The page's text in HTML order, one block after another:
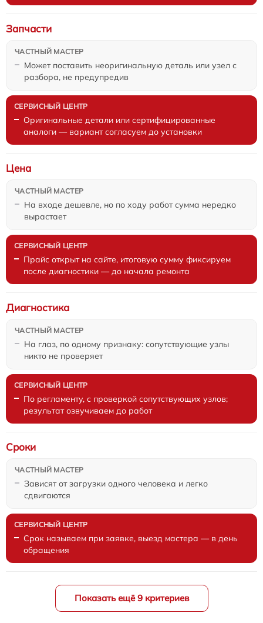
Может поставить неоригинальную деталь или узел с
разбора, не предупредив
Запчасти
Оригинальные детали или сертифицированные
аналоги — вариант согласуем до установки
На входе дешевле, но по ходу работ сумма нередко
вырастает
Цена
Прайс открыт на сайте, итоговую сумму фиксируем
после диагностики — до начала ремонта
На глаз, по одному признаку: сопутствующие узлы
никто не проверяет
Диагностика
По регламенту, с проверкой сопутствующих узлов;
результат озвучиваем до работ
Зависят от загрузки одного человека и легко
сдвигаются
Сроки
Срок называем при заявке, выезд мастера — в день
обращения
Показать ещё 9 критериев